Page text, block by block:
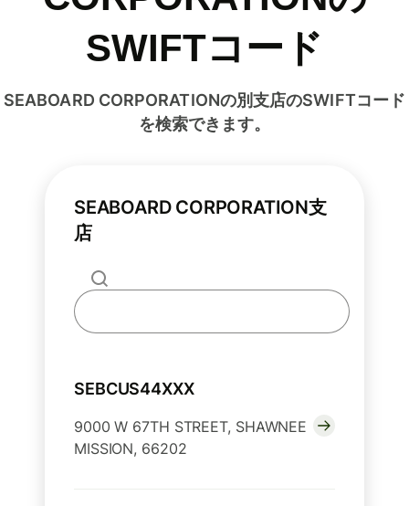
SWIFTコード
SEABOARD CORPORATIONの別支店のSWIFTコード
を検索できます。
SEABOARD CORPORATION支
店
SEBCUS44XXX
9000 W 67TH STREET, SHAWNEE
MISSION, 66202